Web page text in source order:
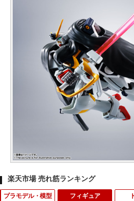
楽天市場 売れ筋ランキング
プラモデル・模型 フィギュア